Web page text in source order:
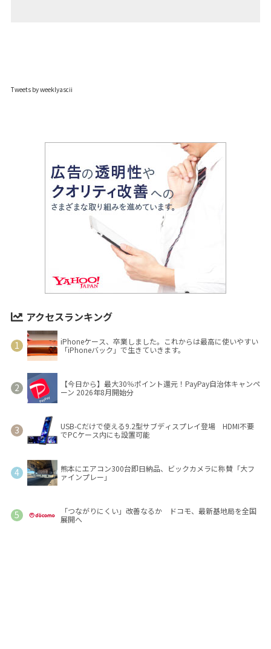
Tweets by weeklyascii
アクセスランキング
iPhoneケース、卒業しました。これからは最高に使いやすい
「iPhoneバック」で生きていきます。
【今日から】最大30％ポイント還元！PayPay自治体キャンペ
ーン 2026年8月開始分
USB-Cだけで使える9.2型サブディスプレイ登場 HDMI不要
でPCケース内にも設置可能
熊本にエアコン300台即日納品、ビックカメラに称賛「大フ
ァインプレー」
「つながりにくい」改善なるか ドコモ、最新基地局を全国
展開へ